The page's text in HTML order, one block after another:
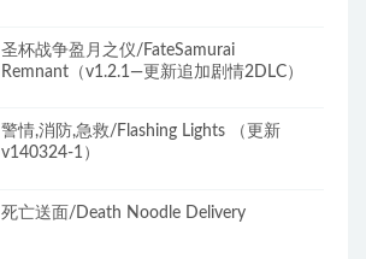
圣杯战争盈月之仪/FateSamurai
Remnant（v1.2.1—更新追加剧情2DLC）
警情,消防,急救/Flashing Lights （更新
v140324-1）
死亡送面/Death Noodle Delivery